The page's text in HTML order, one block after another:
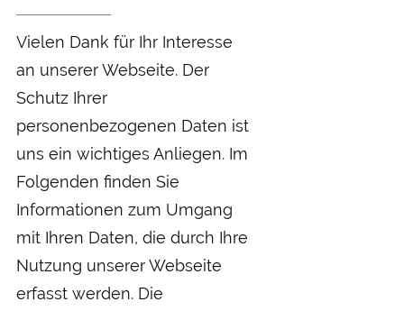
Vielen Dank für Ihr Interesse
an unserer Webseite. Der
Schutz Ihrer
personenbezogenen Daten ist
uns ein wichtiges Anliegen. Im
Folgenden finden Sie
Informationen zum Umgang
mit Ihren Daten, die durch Ihre
Nutzung unserer Webseite
erfasst werden. Die